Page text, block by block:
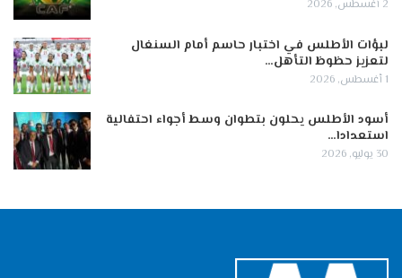
2 أغسطس, 2026
لبؤات الأطلس في اختبار حاسم أمام السنغال
لتعزيز حظوظ التأهل…
1 أغسطس, 2026
أسود الأطلس يحلون بتطوان وسط أجواء احتفالية
استعدادا…
30 يوليو, 2026